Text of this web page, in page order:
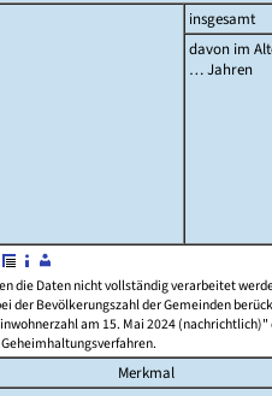
insgesamt
davon im
… Jahren
die Daten nicht vollständig verarbeitet
der Bevölkerungszahl der Gemeinden
am 15. Mai 2024
Merkmal